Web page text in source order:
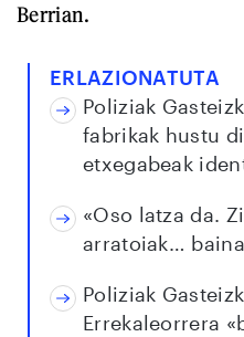
Berrian.
ERLAZIONATUTA
Poliziak
fabrikak hustu
etxegabeak
«Oso latza da.
arratoiak…
Poliziak
Errekaleorrera